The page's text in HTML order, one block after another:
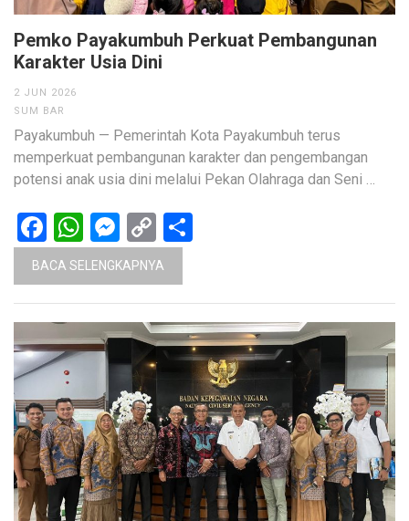
Pemko Payakumbuh Perkuat Pembangunan
Karakter Usia Dini
2 JUN 2026
SUM BAR
Payakumbuh — Pemerintah Kota Payakumbuh terus
memperkuat pembangunan karakter dan pengembangan
potensi anak usia dini melalui Pekan Olahraga dan Seni …
Facebook
WhatsApp
Messenger
Copy
Link
BACA SELENGKAPNYA